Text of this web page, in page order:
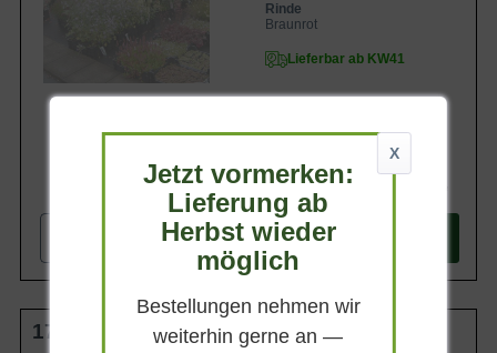
Rinde
Braunrot
Lieferbar ab KW41
In den Warenkorb
175-200 cm m. Db.
X
Jetzt vormerken:
Lieferung ab
Herbst wieder
möglich
Bestellungen nehmen wir
weiterhin gerne an —